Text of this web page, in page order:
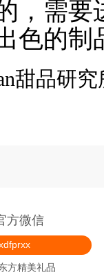
，需
色的制
甜品研究
方微信
方精美礼品